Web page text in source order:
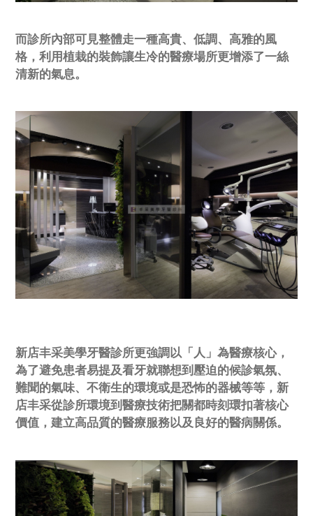
而診所內部可見整體走一種高貴、低調、高雅的風
格，利用植栽的裝飾讓生冷的醫療場所更增添了一絲
清新的氣息。
新店丰采美學牙醫診所更強調以「人」為醫療核心，
為了避免患者易提及看牙就聯想到壓迫的候診氣氛、
難聞的氣味、不衛生的環境或是恐怖的器械等等，新
店丰采從診所環境到醫療技術把關都時刻環扣著核心
價值，建立高品質的醫療服務以及良好的醫病關係。